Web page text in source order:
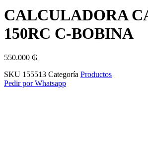
CALCULADORA
150RC C-BOBINA
550.000 ₲
SKU 155513 Categoría Productos
Pedir por Whatsapp